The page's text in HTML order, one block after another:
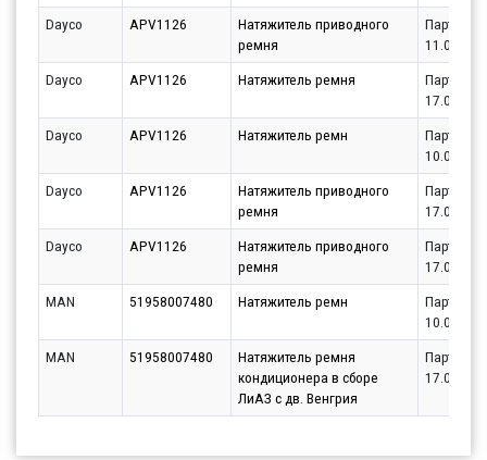
Dayco APV1126
Натяжитель приводного
ремня
Партнёр
Dayco
APV1126 Натяжитель ремня
Партнёр
Dayco
APV1126 Натяжитель ремн
Партнёр
Dayco
APV1126
Натяжитель приводного
ремня
Партнёр
Dayco
APV1126
Натяжитель приводного
ремня
Партнёр
MAN
51958007480 Натяжитель ремн
Партнёр
MAN
51958007480
Натяжитель ремня
кондиционера в сборе
ЛиАЗ с дв. Венгрия
Партнёр